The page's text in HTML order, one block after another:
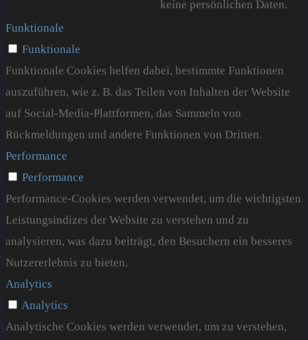
keine persönlichen Daten.
Funktionale
Funktionale
Funktionale Cookies helfen dabei, bestimmte Funktionen
auszuführen, wie z. B. das Teilen von Inhalten der Website
auf Social-Media-Plattformen, das Sammeln von
Rückmeldungen und andere Funktionen von Dritten.
Performance
Performance
Performance-Cookies werden verwendet, um die wichtigsten
Leistungsindizes der Website zu verstehen und zu
analysieren, was dazu beiträgt, den Besuchern ein besseres
Nutzererlebnis zu bieten.
Analytics
Analytics
Analytische Cookies werden verwendet, um zu verstehen,